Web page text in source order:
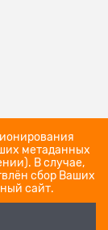
метаданных
В случае,
сбор Ваших
сайт.